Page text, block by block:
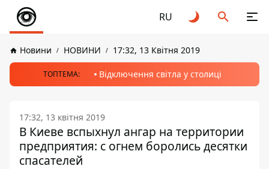
RU
Новини НОВИНИ 17:32, 13 Квітня 2019
ТОПТЕМА: Відключення світла у столиці
17:32, 13 квітня 2019
В Киеве вспыхнул ангар на территории
предприятия: с огнем боролись десятки
спасателей